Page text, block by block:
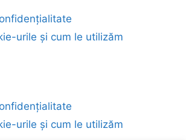
urile și cum le utilizăm
urile și cum le utilizăm